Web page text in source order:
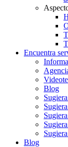
Encuentra
Blog
Blog